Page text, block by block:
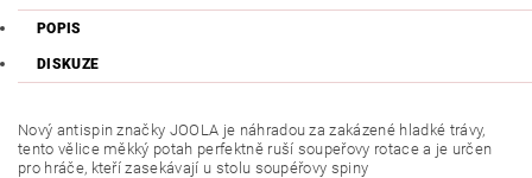
POPIS
DISKUZE
Nový antispin značky JOOLA je náhradou za zakázené hladké trávy,
tento vělice měkký potah perfektně ruší soupeřovy rotace a je určen
pro hráče, kteří zasekávají u stolu soupéřovy spiny